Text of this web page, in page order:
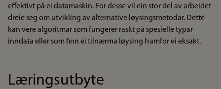
effektivt på ei datamaskin. For desse vil ein stor del av arbeidet
dreie seg om utvikling av alternative løysingsmetodar. Dette
kan vere algoritmar som fungerer raskt på spesielle typar
inndata eller som finn ei tilnærma løysing framfor ei eksakt.
Læringsutbyte